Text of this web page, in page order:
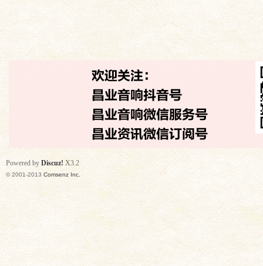
Powered by Discuz! X3.2
© 2001-2013 Comsenz Inc.